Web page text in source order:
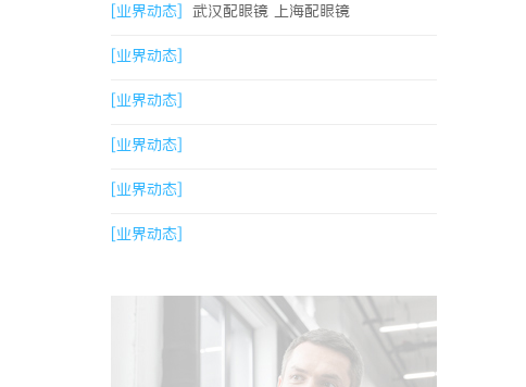
[业界动态] 武汉配眼镜 上海配眼镜
[业界动态]
[业界动态]
[业界动态]
[业界动态]
[业界动态]